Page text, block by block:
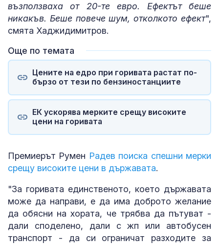
възползваха от 20-те евро. Ефектът беше
никакъв. Беше повече шум, отколкото ефект",
смята Хаджидимитров.
Още по темата
Цените на едро при горивата растат по-
бързо от тези по бензиностанциите
ЕК ускорява мерките срещу високите
цени на горивата
Премиерът Румен Радев поиска спешни мерки
срещу високите цени в държавата.
"За горивата единственото, което държавата
може да направи, е да има доброто желание
да обясни на хората, че трябва да пътуват -
дали споделено, дали с жп или автобусен
транспорт - да си ограничат разходите за